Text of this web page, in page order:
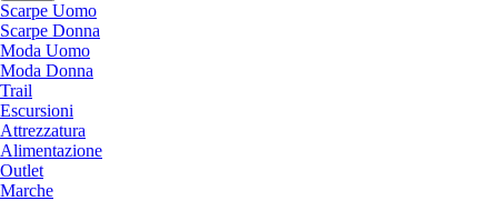
Scarpe Uomo
Scarpe Donna
Moda Uomo
Moda Donna
Trail
Escursioni
Attrezzatura
Alimentazione
Outlet
Marche